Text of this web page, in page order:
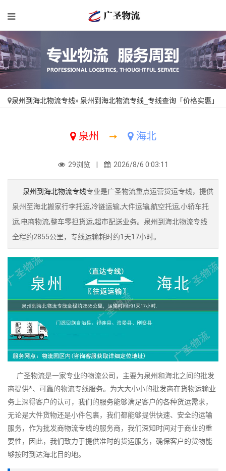
泉州到海北物流专线» 泉州到海北物流专线_专线查询「价格实惠」
泉州 ➙ 海北
29浏览 | 2026/8/6 0:03:11
泉州到海北物流专线专业是广圣物流重点运营货运专线，提供
泉州至海北搬家行李托运,冷链运输,大件运输,航空托运,小轿车托
运,电商物流,整车零担货运,超市配送业务。泉州到海北物流专线
全程约2855公里，专线运输耗时约1天17小时。
广圣物流是一家专业的物流公司，主要为泉州和海北之间的批发
商提供*、可靠的物流专线服务。为大大小小的批发商在货物运输业
务上深得客户的认可，我们的服务能够满足客户的各种货运需求，
无论是大件货物还是小件包裹，我们都能够提供快速、安全的运输
服务，作为批发商物流专线的服务商，我们深知时间对于商业的重
要性，因此，我们致力于提供准时的货运服务，确保客户的货物能
够按时到达海北目的地。